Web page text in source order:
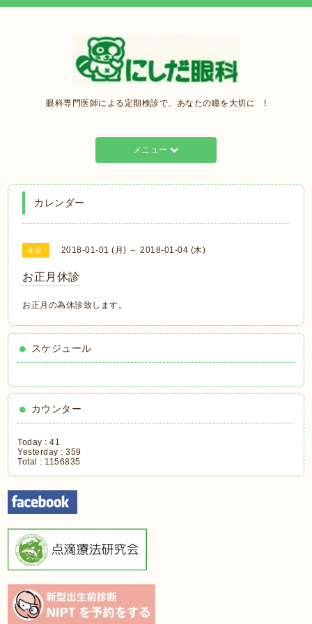
眼科専門医師による定期検診で、あなたの瞳を大切に !
メニュー
カレンダー
休診 2018-01-01 (月) ～ 2018-01-04 (木)
お正月休診
お正月の為休診致します。
スケジュール
カウンター
Today :41
Yesterday :359
Total : 1156835